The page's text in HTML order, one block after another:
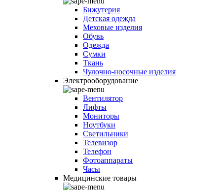
Бижутерия
Детская одежда
Меховые изделия
Обувь
Одежда
Сумки
Ткань
Чулочно-носочные изделия
Электрооборудование
Вентилятор
Лифты
Мониторы
Ноутбуки
Светильники
Телевизор
Телефон
Фотоаппараты
Часы
Медицинские товары